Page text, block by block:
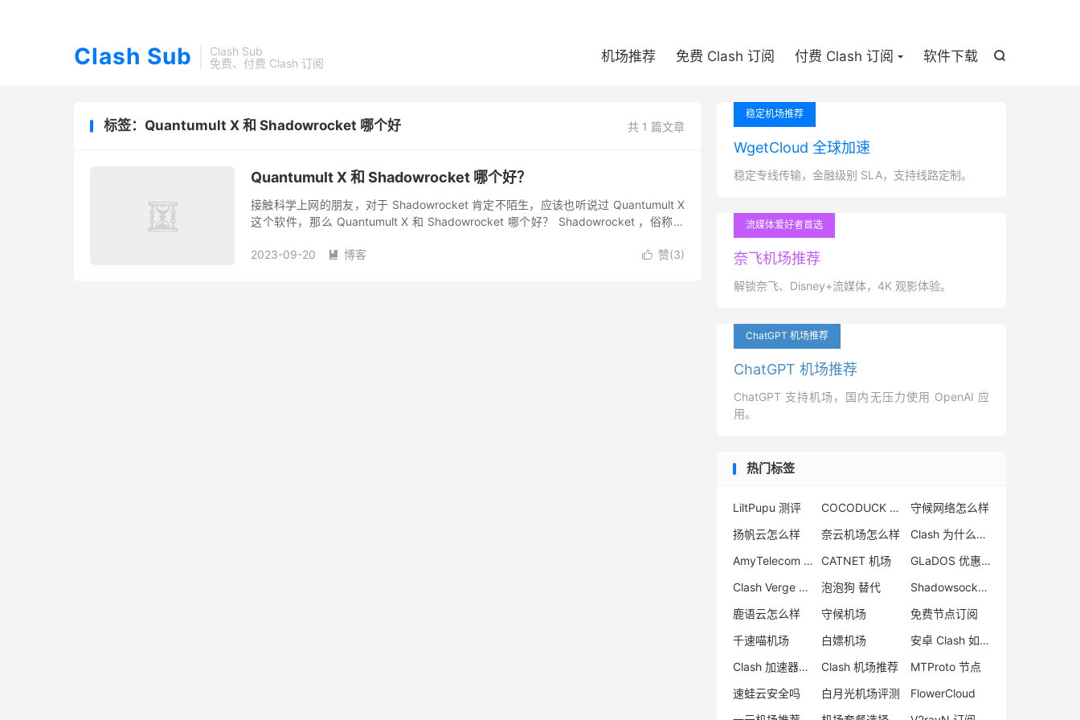
Clash Sub
Clash Sub
免费、付费 Clash 订阅

机场推荐 免费 Clash 订阅 付费 Clash 订阅 软件下载
共 1 篇文章
标签：Quantumult X 和 Shadowrocket 哪个好
Quantumult X 和 Shadowrocket 哪个好？
接触科学上网的朋友，对于 Shadowrocket 肯定不陌生，应该也听说过 Quantumult X
这个软件，那么 Quantumult X 和 Shadowrocket 哪个好？ Shadowrocket ，俗称小
 赞(3)
2023-09-20  博客
稳定机场推荐
WgetCloud 全球加速
稳定专线传输，金融级别 SLA，支持线路定制。
流媒体爱好者首选
奈飞机场推荐
解锁奈飞、Disney+流媒体，4K 观影体验。
ChatGPT 机场推荐
ChatGPT 机场推荐
ChatGPT 支持机场，国内无压力使用 OpenAI 应
用。
热门标签
LiltPupu 测评 COCODUCK 小黄鸭
守候网络怎么样
扬帆云怎么样
奈云机场怎么样
Clash 为什么删库
AmyTelecom VPN
CATNET 机场
GLaDOS 优惠码
Clash Verge Mac 下载
泡泡狗 替代
Shadowsocks 节点
鹿语云怎么样
守候机场
免费节点订阅
千速喵机场
白嫖机场
安卓 Clash 如何使用
Clash 加速器下载
Clash 机场推荐
MTProto 节点
速蛙云安全吗
白月光机场评测
FlowerCloud